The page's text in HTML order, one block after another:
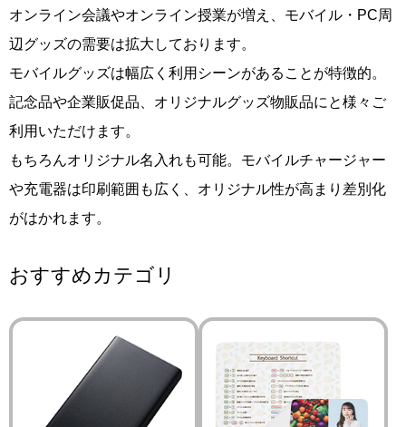
オンライン会議やオンライン授業が増え、モバイル・PC周
辺グッズの需要は拡大しております。
モバイルグッズは幅広く利用シーンがあることが特徴的。
記念品や企業販促品、オリジナルグッズ物販品にと様々ご
利用いただけます。
もちろんオリジナル名入れも可能。モバイルチャージャー
や充電器は印刷範囲も広く、オリジナル性が高まり差別化
がはかれます。
おすすめカテゴリ